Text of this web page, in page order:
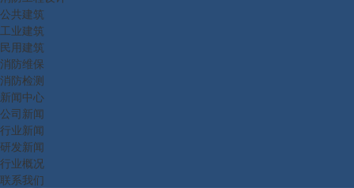
公共建筑
工业建筑
民用建筑
消防维保
消防检测
新闻中心
公司新闻
行业新闻
研发新闻
行业概况
联系我们